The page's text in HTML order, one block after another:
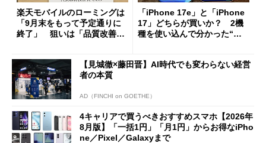
楽天モバイルのローミングは
「9月末をもって予定通りに
終了」 狙いは「品質改善」
も
「iPhone 17e」と「iPhone
17」どちらが買いか？ 2機
種を使い込んで分かった“ス
【見城徹×藤田晋】AI時代でも変わらない経営
者の本質
AD（FINCHI on GOETHE）
4キャリアで買うべきおすすめスマホ【2026年
8月版】「一括1円」「月1円」からお得なiPho
ne／Pixel／Galaxyまで